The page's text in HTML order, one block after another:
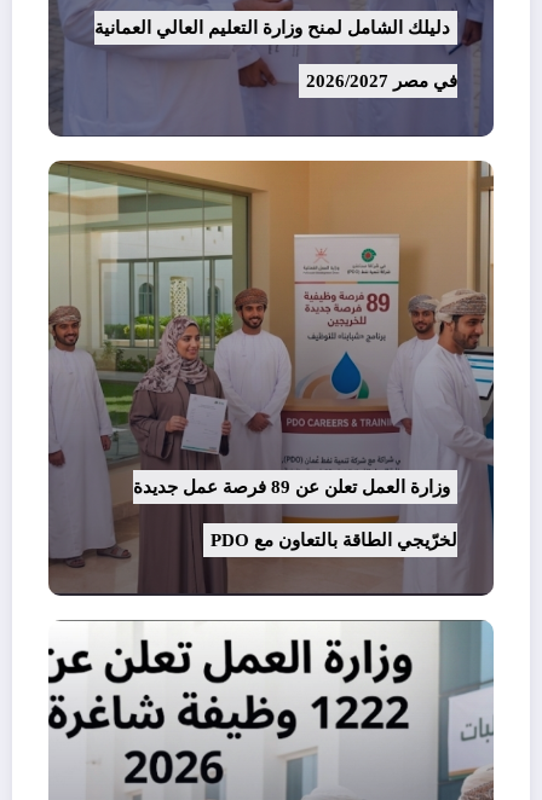
دليلك الشامل لمنح وزارة التعليم العالي العمانية
في مصر 2026/2027
وزارة العمل تعلن عن 89 فرصة عمل جديدة
لخرّيجي الطاقة بالتعاون مع PDO